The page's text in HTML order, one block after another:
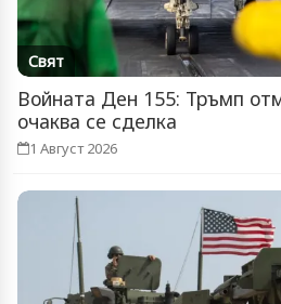
Свят
Войната Ден 155: Тръмп
очаква се сделка
1 Август 2026